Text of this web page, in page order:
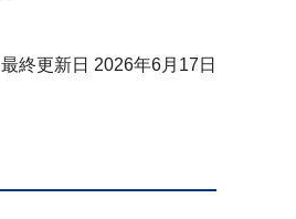
最終更新日 2026年6月17日